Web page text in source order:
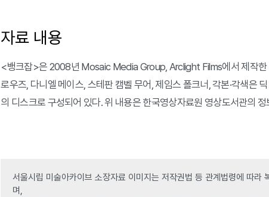
자료 내용
<뱅크잡>은 2008년 Mosaic Media Group, Arclight Films에서 제작한
로우즈, 다니엘 메이스, 스테판 캠벨 무어, 제임스 폴크너, 각본·각색은
의 디스크로 구성되어 있다. 위 내용은 한국영상자료원 영상도서관의 정
서울시립 미술아카이브 소장자료 이미지는 저작권법 등 관계법령에 따
며,